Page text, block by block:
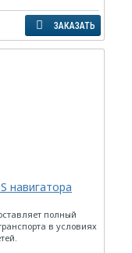
ЗАКАЗАТЬ
навигатора
полный
в условиях